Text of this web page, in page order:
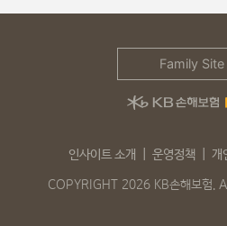
인사이트 소개 운영정책 개
COPYRIGHT 2026 KB손해보험.
Family Site